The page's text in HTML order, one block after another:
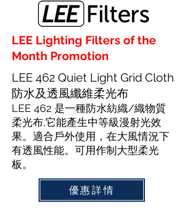
LEE Lighting Filters of the
Month Promotion
LEE 462 Quiet Light Grid Cloth
防水及透風纖維柔光布
LEE 462 是一種防水紡織/織物質
柔光布,它能產生中等級漫射光效
果。適合戶外使用，在大風情況下
有透風性能。可用作制大型柔光
板。
優惠詳情